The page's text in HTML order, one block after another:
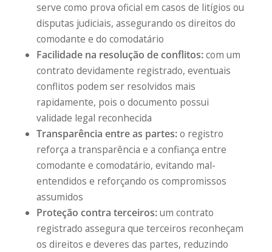
serve como prova oficial em casos de litígios ou
disputas judiciais, assegurando os direitos do
comodante e do comodatário
Facilidade na resolução de conflitos:com um
contrato devidamente registrado, eventuais
conflitos podem ser resolvidos mais
rapidamente, pois o documento possui
validade legal reconhecida
Transparência entre as partes:o registro
reforça a transparência e a confiança entre
comodante e comodatário, evitando mal-
entendidos e reforçando os compromissos
assumidos
Proteção contra terceiros:um contrato
registrado assegura que terceiros reconheçam
os direitos e deveres das partes, reduzindo